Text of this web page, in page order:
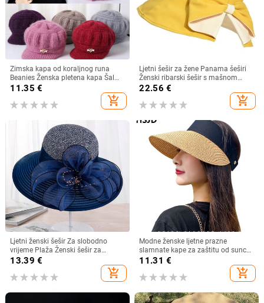
Zimska kapa od koraljnog runa
Beanies Ženska pletena kapa Šal
Održava toplinu Vunena pletena
kapa Kapa sa šiltom Dvoslojne
zaštitne kape
11.35 €
add_shopping_cart
Ljetni šešir za žene Panama šeširi
Ženski ribarski šešir s mašnom
Trend ženski šeširi s kantom
Suncobran Prozračne kape za
sunce za žene
22.56 €
add_shopping_cart
Ljetni ženski šešir Za slobodno
vrijeme Plaža Ženski šešir za
sunčanje Elegantni šešir širokog
oboda Svileni šešir s kantom s
cvijetom Ležerna kapa Ženska
13.39 €
add_shopping_cart
Modne ženske ljetne prazne
slamnate kape za zaštitu od sunca
s velikim obodom, podesivi ženski
sportove na plaži
11.31 €
add_shopping_cart